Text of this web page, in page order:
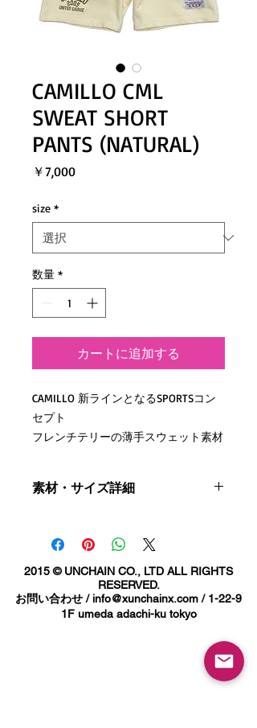
CAMILLO CML
SWEAT SHORT
PANTS (NATURAL)
￥7,000価
size *
数量 *
カートに追加する
CAMILLO 新ラインとなるSPORTSコン
セプト
フレンチテリーの薄手スウェット素材
てもお薦め！
ショートスリーブ トップスは、
優しい肌ざわりが特徴。身体のライン
を拾わない程度の定番的なレギュラー
フィット。
素材・サイズ詳細
サイズ詳細
S:総丈48cm 適応ウエスト72~76cm
股下20cm 股ワタリ32cm
M:総丈51cm 適応ウエスト76~81cm
股下21cm 股ワタリ33cm
87~93cm 股下23cm 股ワタリ35cm
2015 © UNCHAIN CO., LTD ALL RIGHTS
RESERVED.
お問い合わせ / info@xunchainx.com/ 1-22-9
1F umeda adachi-ku tokyo